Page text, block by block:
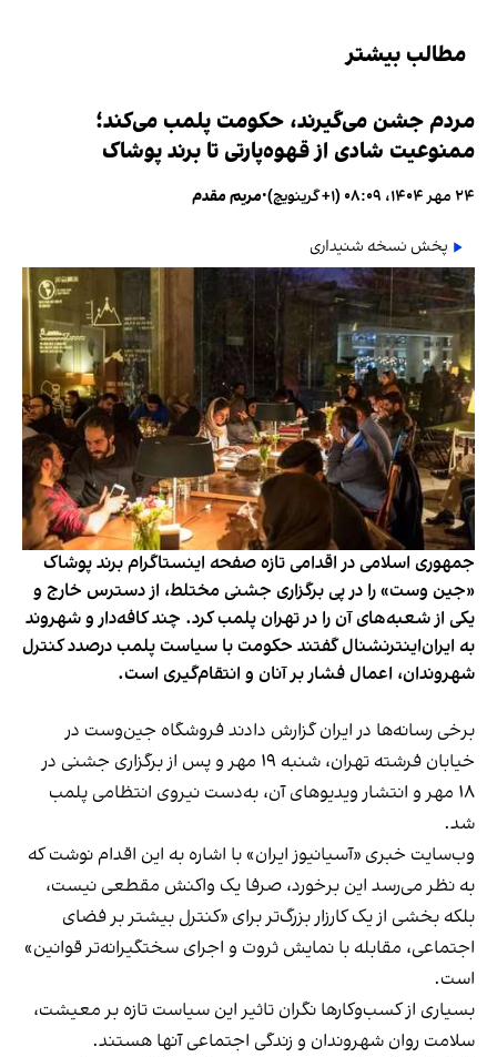
مطالب بیشتر
مردم جشن می‌گیرند، حکومت پلمب می‌کند؛
ممنوعیت شادی از قهوه‌پارتی تا برند پوشاک
۲۴ مهر ۱۴۰۴، ۰۸:۰۹ (‎+۱ گرینویچ) •مریم مقدم
پخش نسخه شنیداری
جمهوری اسلامی در اقدامی تازه صفحه اینستاگرام برند پوشاک
«جین وست» را در پی برگزاری جشنی مختلط، از دسترس خارج و
یکی از شعبه‌های آن را در تهران پلمب کرد. چند کافه‌‌دار و شهروند
به ایران‌اینترنشنال گفتند حکومت با سیاست پلمب درصدد کنترل
شهروندان، اعمال فشار بر آنان و انتقام‌گیری است.
برخی رسانه‌ها در ایران گزارش دادند فروشگاه جین‌وست در
خیابان فرشته تهران، شنبه ۱۹ مهر و پس از برگزاری جشنی در
۱۸ مهر و انتشار ویدیوهای آن، به‌دست نیروی انتظامی پلمب
شد.
وب‌سایت خبری «آسیانیوز ایران» با اشاره به این اقدام نوشت که
به نظر می‌رسد این برخورد، صرفا یک واکنش مقطعی نیست،
بلکه بخشی از یک کارزار بزرگ‌تر برای «کنترل بیشتر بر فضای
اجتماعی، مقابله با نمایش ثروت و اجرای سختگیرانه‌تر قوانین»
است.
بسیاری از کسب‌وکارها نگران تاثیر این سیاست‌ تازه بر معیشت،
سلامت روان شهروندان و زندگی اجتماعی آنها هستند.